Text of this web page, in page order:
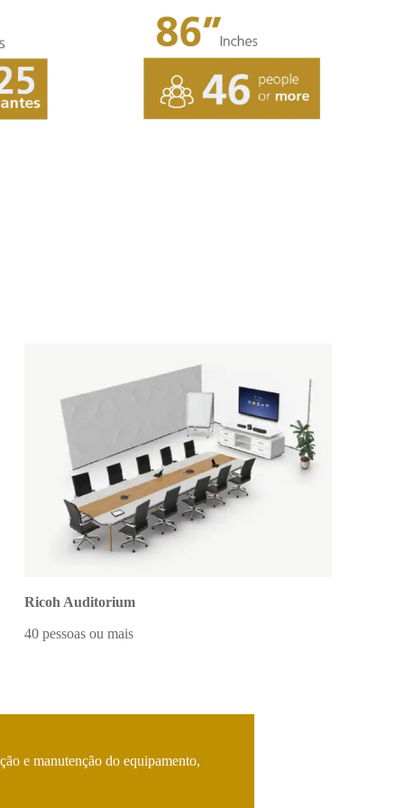
Ricoh Auditorium
40 pessoas ou mais
e manutenção do equipamento,